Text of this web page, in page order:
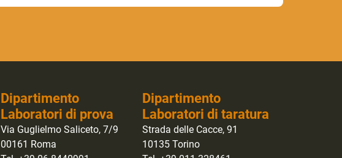
Dipartimento
Laboratori di prova
Via Guglielmo Saliceto, 7/9
00161 Roma
Dipartimento
Laboratori di taratura
Strada delle Cacce, 91
10135 Torino